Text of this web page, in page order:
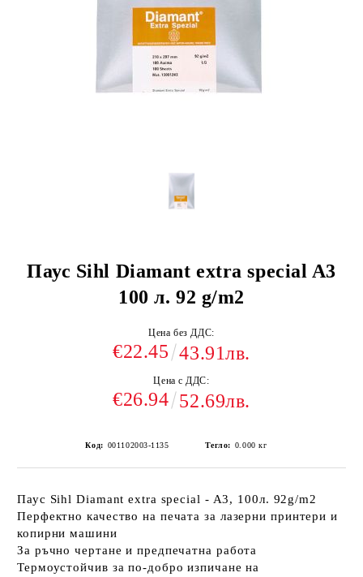
Паус Sihl Diamant extra special A3
100 л. 92 g/m2
Цена без ДДС:
€22.45 43.91лв.
Цена с ДДС:
€26.94 52.69лв.
Код: 001102003-1135 Тегло: 0.000 кг
Паус Sihl Diamant extra special - A3, 100л. 92g/m2
Перфектно качество на печата за лазерни принтери и
копирни машини
За ръчно чертане и предпечатна работа
Термоустойчив за по-добро изпичане на